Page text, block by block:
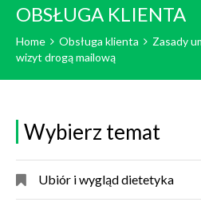
OBSŁUGA KLIENTA
Home Obsługa klienta Zasady
wizyt drogą mailową
Wybierz temat
Ubiór i wygląd dietetyka